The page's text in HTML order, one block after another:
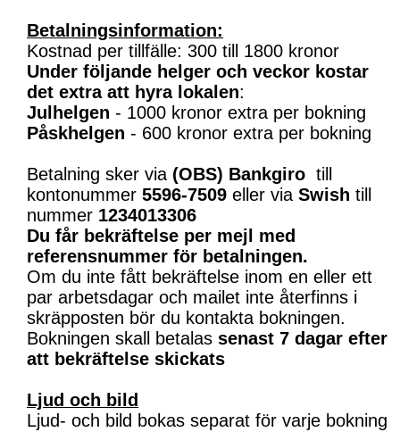
Betalningsinformation:
Kostnad per tillfälle: 300 till 1800 kronor
Under följande helger och veckor kostar
det extra att hyra lokalen:
Julhelgen - 1000 kronor extra per bokning
Påskhelgen - 600 kronor extra per bokning
Betalning sker via (OBS) Bankgiro till
kontonummer 5596-7509 eller via Swish till
nummer 1234013306
Du får bekräftelse per mejl med
referensnummer för betalningen.
Om du inte fått bekräftelse inom en eller ett
par arbetsdagar och mailet inte återfinns i
skräpposten bör du kontakta bokningen.
Bokningen skall betalas senast 7 dagar efter
att bekräftelse skickats
Ljud och bild
Ljud- och bild bokas separat för varje bokning